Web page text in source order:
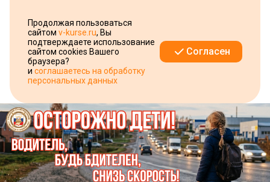
Продолжая пользоваться
сайтом v-kurse.ru, Вы
подтверждаете использование
сайтом cookies Вашего
браузера?
и соглашаетесь на обработку
персональных данных
Согласен